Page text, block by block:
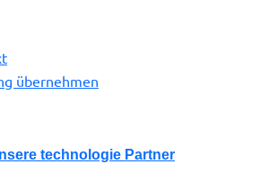
übernehmen
technologie Partner